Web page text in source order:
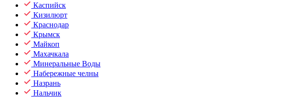
Каспийск
Кизилюрт
Краснодар
Крымск
Майкоп
Махачкала
Минеральные Воды
Набережные челны
Назрань
Нальчик